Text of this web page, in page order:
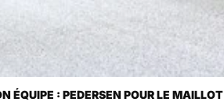
ÉQUIPE : PEDERSEN POUR LE MAILLOT